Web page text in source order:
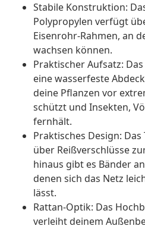
Stabile Konstruktion:
Polypropylen verfügt
Eisenrohr-Rahmen, an
wachsen können.
Praktischer Aufsatz:
eine wasserfeste
deine Pflanzen vor
schützt und Insekten,
fernhält.
Praktisches Design:
über Reißverschlüsse
hinaus gibt es Bänder
denen sich das Netz
lässt.
Rattan-Optik: Das
verleiht deinem